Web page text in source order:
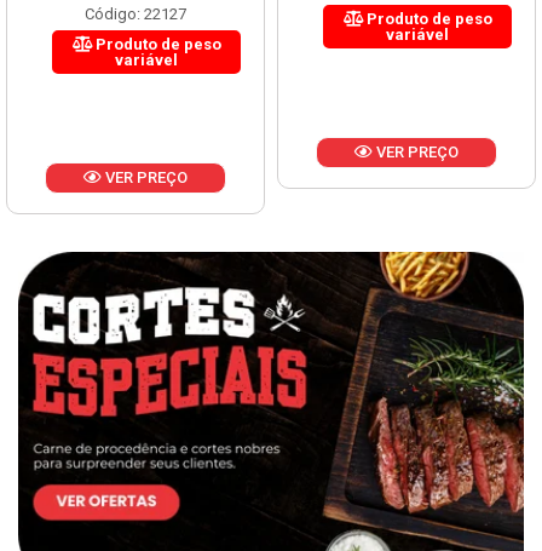
Código: 22127
Produto de peso
variável
VER PREÇO
Produto de peso
variável
VER PREÇO